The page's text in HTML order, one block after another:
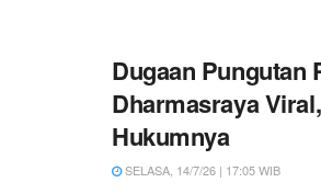
Dugaan Pungutan
Dharmasraya
Hukumnya
SELASA, 14/7/26 | 17:05 WIB